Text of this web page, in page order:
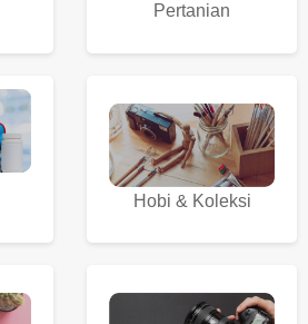
Pertanian
Hobi & Koleksi